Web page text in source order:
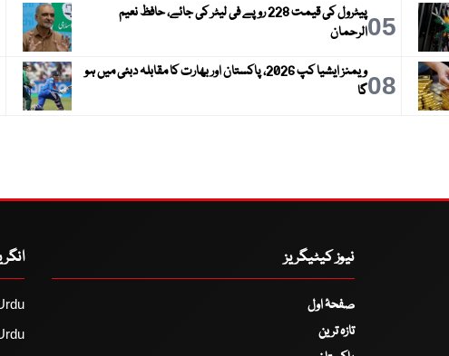
05
پیٹرول کی قیمت 228 روپے فی لیٹر کی جائے، حافظ نعیم
الرحمان
08
ویمنز ایشیا کپ 2026، پاکستان اور بھارت کا مقابلہ دبئی میں ہو
گا
نیوز کیٹیگریز
صفحۂ اول
تازہ ترین